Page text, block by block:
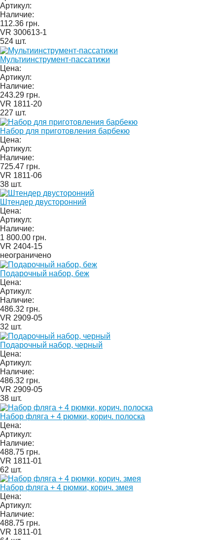
Артикул:
Наличие:
112.36 грн.
VR 300613-1
524 шт.
Мультиинструмент-пассатижи
Цена:
Артикул:
Наличие:
243.29 грн.
VR 1811-20
227 шт.
Набор для приготовления барбекю
Цена:
Артикул:
Наличие:
725.47 грн.
VR 1811-06
38 шт.
Штендер двусторонний
Цена:
Артикул:
Наличие:
1 800.00 грн.
VR 2404-15
неограничено
Подарочный набор, беж
Цена:
Артикул:
Наличие:
486.32 грн.
VR 2909-05
32 шт.
Подарочный набор, черный
Цена:
Артикул:
Наличие:
486.32 грн.
VR 2909-05
38 шт.
Набор фляга + 4 рюмки, корич. полоска
Цена:
Артикул:
Наличие:
488.75 грн.
VR 1811-01
62 шт.
Набор фляга + 4 рюмки, корич. змея
Цена:
Артикул:
Наличие:
488.75 грн.
VR 1811-01